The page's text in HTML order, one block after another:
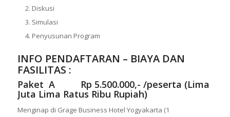
Diskusi
Simulasi
Penyusunan Program
INFO PENDAFTARAN – BIAYA DAN
FASILITAS :
Paket A Rp 5.500.000,- /peserta (Lima
Juta Lima Ratus Ribu Rupiah)
Menginap di Grage Business Hotel Yogyakarta (1